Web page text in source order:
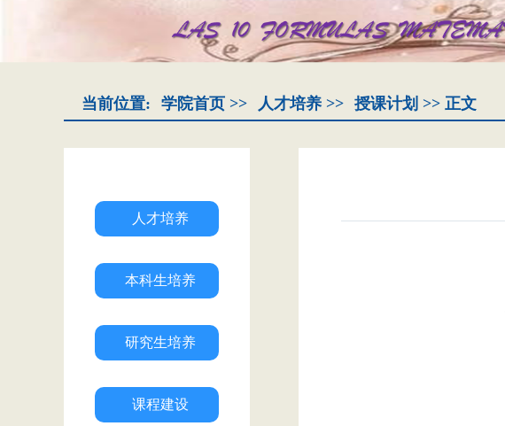
当前位置: 学院首页 >> 人才培养 >> 授课计划 >> 正文
人才培养
本科生培养
研究生培养
课程建设